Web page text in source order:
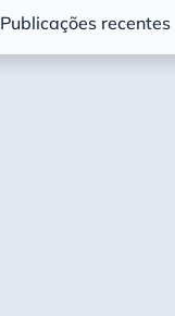
Publicações recentes